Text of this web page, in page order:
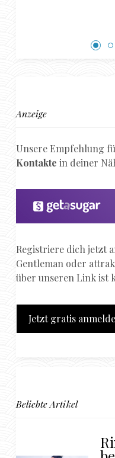
Anzeige
Unsere Empfehlung
Kontakte in deiner
Registriere dich jetzt
Gentleman oder
über unseren Link ist
Jetzt gratis
Beliebte Artikel